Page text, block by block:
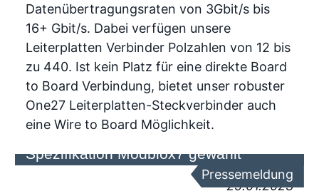
Datenübertragungsraten von 3Gbit/s bis
16+ Gbit/s. Dabei verfügen unsere
Leiterplatten Verbinder Polzahlen von 12 bis
zu 440. Ist kein Platz für eine direkte Board
to Board Verbindung, bietet unser robuster
One27 Leiterplatten-Steckverbinder auch
eine Wire to Board Möglichkeit.
Spezifikation Modblox7 gewählt
Pressemeldung
25.01.2023